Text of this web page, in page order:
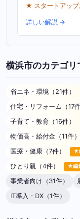
★ スタートアップ
詳しい解説 →
横浜市のカテゴリ
省エネ・環境（21件）
住宅・リフォーム（17
子育て・教育（16件）
物価高・給付金（11件）
医療・健康（7件） ★
ひとり親（4件） ★編
事業者向け（31件）
IT導入・DX（1件）